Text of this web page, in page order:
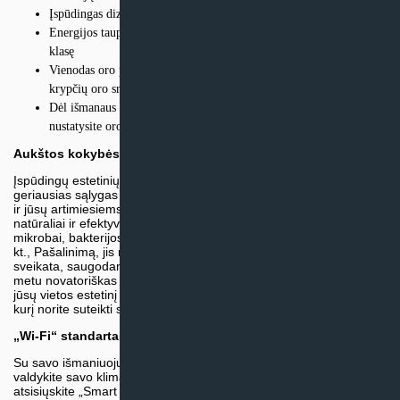
Įspūdingas dizainas, atnaujinantis kiekvieną patalpą
Energijos taupymas ir puikios savybės naudojant A +++ energijos
klasę
Vienodas oro pasiskirstymas ir subalansuota temperatūra dėl 4
krypčių oro srauto
Dėl išmanaus nuotolinio valdymo, veikiančio per „Wi-Fi“,
nustatysite oro kondicionierių, kad ir kur bebūtumėte
Aukštos kokybės švarus oras jūsų aplinkoje!
Įspūdingų estetinių oro kondicionierių „Dark“ serija garantuoja
geriausias sąlygas jūsų namų aplinkoje, siūlydama saugumą jums
ir jūsų artimiesiems. Dėl įmontuoto galingo jonizatoriaus, kuris
natūraliai ir efektyviai užtikrina kenksmingų dalelių, tokių kaip
mikrobai, bakterijos, virusai, žiedadulkės, dūmai, dulkės, kvapai ir
kt., Pašalinimą, jis rūpinasi ne tik idealia temperatūra, bet ir jūsų
sveikata, saugodamas nuo nepalankių aplinkos sąlygų. Tuo pat
metu novatoriškas juodo veidrodžio dizainas, garantuoja absoliutų
jūsų vietos estetinį atnaujinimą ir pritaikymą bet kokio tipo dekorui,
kurį norite suteikti savo namams.
„Wi-Fi“ standartas
Su savo išmaniuoju telefonu ar planšetiniu kompiuteriu lengvai
valdykite savo klimatą, kad ir kur būtumėte. Nemokamai
atsisiųskite „Smart Clima“ programą iš „Google Play“ ir „App